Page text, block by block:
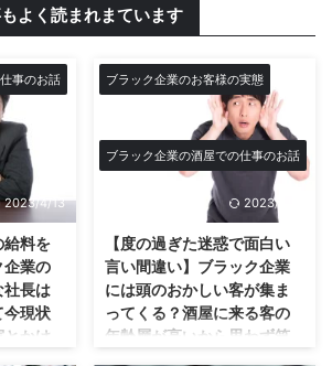
よく読まれまています
事のお話
2023/4/13
給料を
企業の
社長は
今現状
とかけ
ブラック企業のお客様の実態
ブラック企業の酒屋での仕事のお話
2023/4/14
【度の過ぎた迷惑で面白い
言い間違い】ブラック企業
には頭のおかしい客が集ま
ってくる？酒屋に来る客の
年齢層が高いから思わず笑